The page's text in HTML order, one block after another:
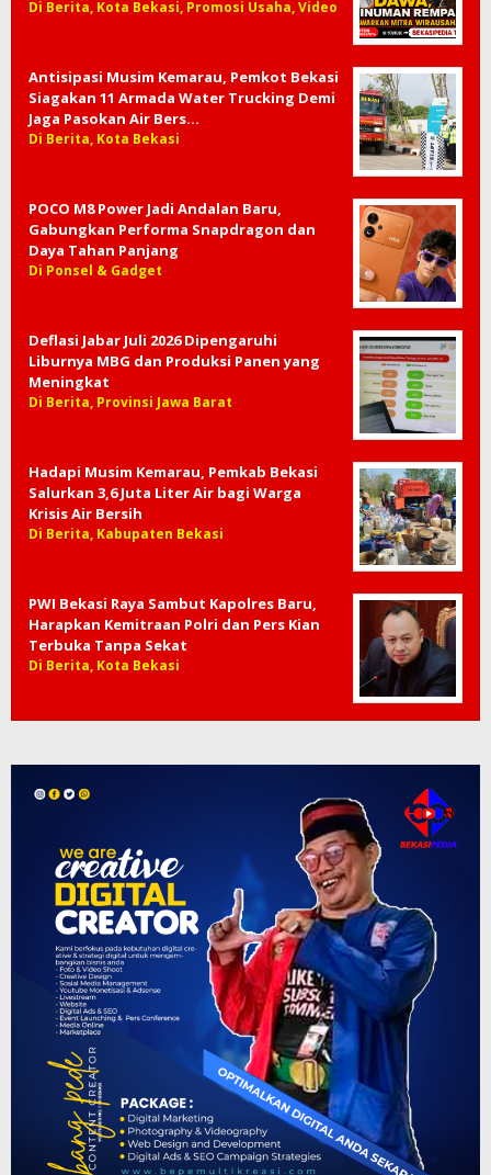
Di Berita, Kota Bekasi, Promosi Usaha, Video
Antisipasi Musim Kemarau, Pemkot Bekasi
Siagakan 11 Armada Water Trucking Demi
Jaga Pasokan Air Bers…
Di Berita, Kota Bekasi
POCO M8 Power Jadi Andalan Baru,
Gabungkan Performa Snapdragon dan
Daya Tahan Panjang
Di Ponsel & Gadget
Deflasi Jabar Juli 2026 Dipengaruhi
Liburnya MBG dan Produksi Panen yang
Meningkat
Di Berita, Provinsi Jawa Barat
Hadapi Musim Kemarau, Pemkab Bekasi
Salurkan 3,6 Juta Liter Air bagi Warga
Krisis Air Bersih
Di Berita, Kabupaten Bekasi
PWI Bekasi Raya Sambut Kapolres Baru,
Harapkan Kemitraan Polri dan Pers Kian
Terbuka Tanpa Sekat
Di Berita, Kota Bekasi